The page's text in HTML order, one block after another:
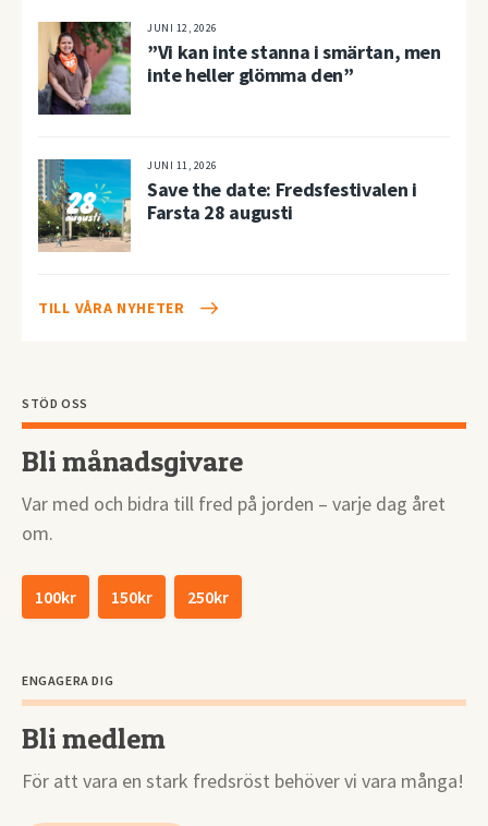
JUNI 12, 2026
”Vi kan inte stanna i smärtan, men
inte heller glömma den”
JUNI 11, 2026
Save the date: Fredsfestivalen i
Farsta 28 augusti
TILL VÅRA NYHETER
STÖD OSS
Bli månadsgivare
Var med och bidra till fred på jorden – varje dag året
om.
100kr 150kr 250kr
ENGAGERA DIG
Bli medlem
För att vara en stark fredsröst behöver vi vara många!